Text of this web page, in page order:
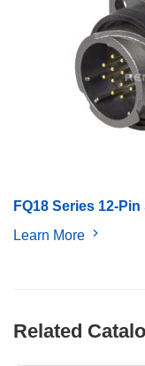
FQ18 Series 12-
Learn More
Related